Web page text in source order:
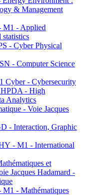
& Management
- Applied
statistics
- Cyber Physical
- Computer Science
Cyber - Cybersecurity
- High
Analytics
- Voie Jacques
- Interaction, Graphic
- M1 - International
et
Jacques Hadamard -
- Mathématiques